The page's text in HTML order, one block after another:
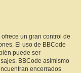
un gran control de
El uso de BBCode
puede ser
BBCode asimismo
encerrados